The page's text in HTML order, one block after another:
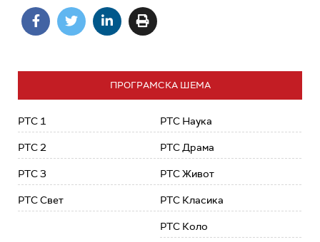
ПРОГРАМСКА ШЕМА
РТС 1
РТС 2
РТС 3
РТС Свет
РТС Наука
РТС Драма
РТС Живот
РТС Класика
РТС Коло